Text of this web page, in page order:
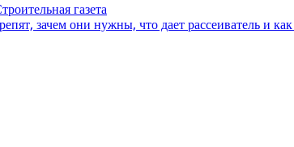
газета
зачем они нужны, что дает рассеиватель и